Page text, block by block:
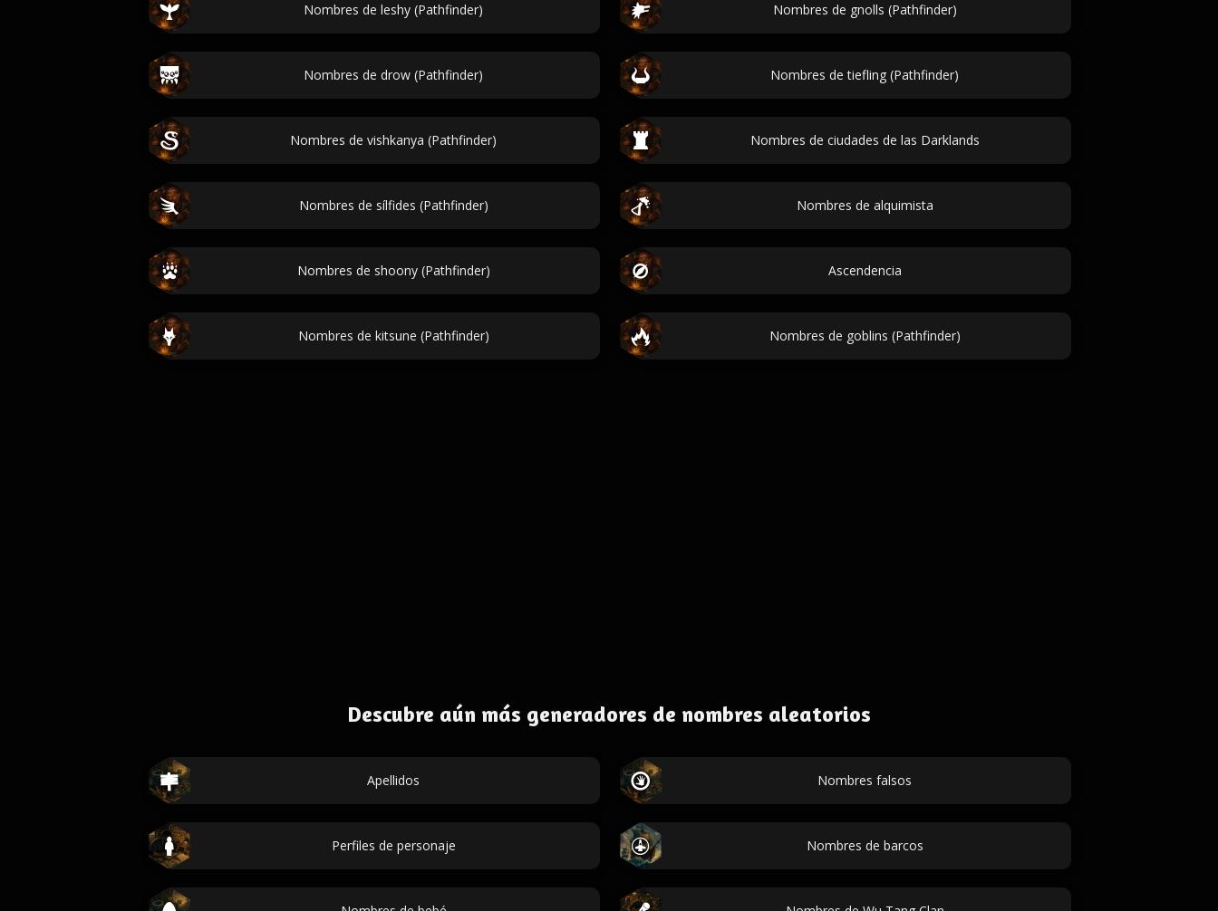
Nombres de leshy (Pathfinder) Nombres de gnolls (Pathfinder)
Nombres de drow (Pathfinder) Nombres de tiefling (Pathfinder)
Nombres de vishkanya (Pathfinder) Nombres de ciudades de las Darklands
Nombres de sílfides (Pathfinder) Nombres de alquimista
Nombres de shoony (Pathfinder) Ascendencia
Nombres de kitsune (Pathfinder) Nombres de goblins (Pathfinder)
Descubre aún más generadores de nombres aleatorios
Apellidos Nombres falsos
Perfiles de personaje Nombres de barcos